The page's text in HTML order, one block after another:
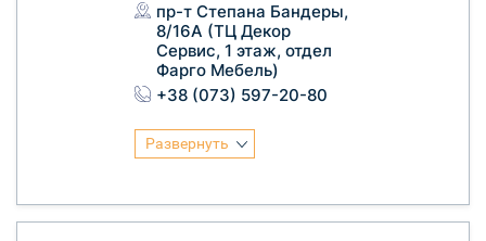
пр-т Степана Бандеры,
8/16А (ТЦ Декор
Сервис, 1 этаж, отдел
Фарго Мебель)
+38 (073) 597-20-80
Развернуть